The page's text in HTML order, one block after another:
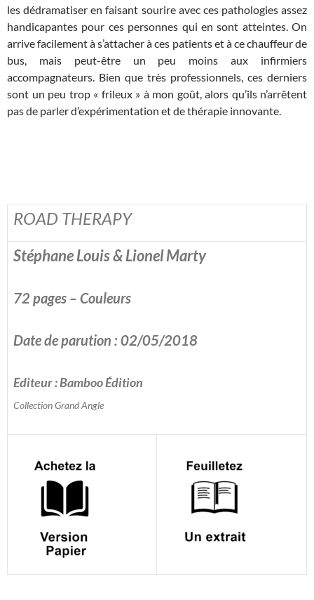
les dédramatiser en faisant sourire avec ces pathologies assez
handicapantes pour ces personnes qui en sont atteintes. On
arrive facilement à s’attacher à ces patients et à ce chauffeur de
bus, mais peut-être un peu moins aux infirmiers
accompagnateurs. Bien que très professionnels, ces derniers
sont un peu trop « frileux » à mon goût, alors qu’ils n’arrêtent
pas de parler d’expérimentation et de thérapie innovante.
ROAD THERAPY
Stéphane Louis & Lionel Marty
72 pages – Couleurs
Date de parution : 02/05/2018
Editeur : Bamboo Édition
Collection Grand Angle